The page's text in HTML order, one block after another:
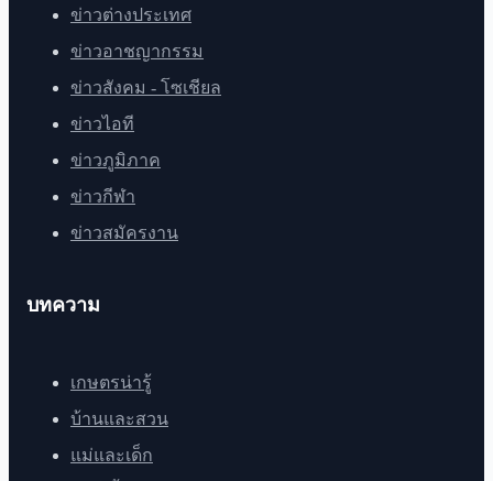
ข่าวต่างประเทศ
ข่าวอาชญากรรม
ข่าวสังคม - โซเชียล
ข่าวไอที
ข่าวภูมิภาค
ข่าวกีฬา
ข่าวสมัครงาน
บทความ
เกษตรน่ารู้
บ้านและสวน
แม่และเด็ก